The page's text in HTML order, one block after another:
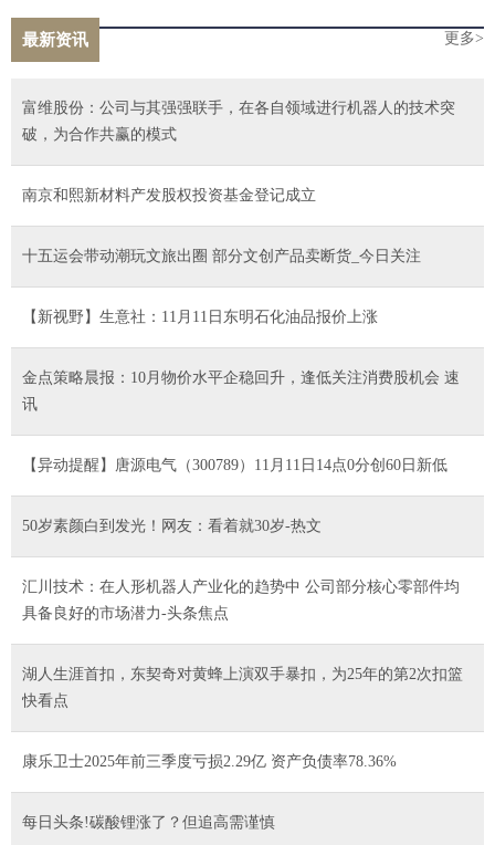
最新资讯 更多>
富维股份：公司与其强强联手，在各自领域进行机器人的技术突
破，为合作共赢的模式
南京和熙新材料产发股权投资基金登记成立
十五运会带动潮玩文旅出圈 部分文创产品卖断货_今日关注
【新视野】生意社：11月11日东明石化油品报价上涨
金点策略晨报：10月物价水平企稳回升，逢低关注消费股机会 速
讯
【异动提醒】唐源电气（300789）11月11日14点0分创60日新低
50岁素颜白到发光！网友：看着就30岁-热文
汇川技术：在人形机器人产业化的趋势中 公司部分核心零部件均
具备良好的市场潜力-头条焦点
湖人生涯首扣，东契奇对黄蜂上演双手暴扣，为25年的第2次扣篮
快看点
康乐卫士2025年前三季度亏损2.29亿 资产负债率78.36%
每日头条!碳酸锂涨了？但追高需谨慎